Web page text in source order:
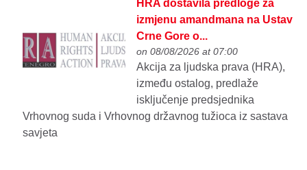
HRA dostavila predloge za
izmjenu amandmana na Ustav
Crne Gore o...
on 08/08/2026 at 07:00
Akcija za ljudska prava (HRA),
između ostalog, predlaže
isključenje predsjednika
Vrhovnog suda i Vrhovnog državnog tužioca iz sastava
savjeta